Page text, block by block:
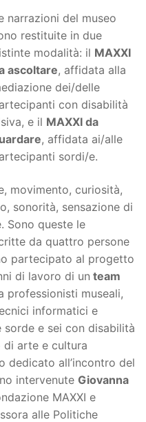
narrazioni del museo
restituite in due
modalità: il MAXXI
ascoltare, affidata alla
dei/delle
con disabilità
e il MAXXI da
, affidata ai/alle
sordi/e.
movimento, curiosità,
sonorità, sensazione di
Sono queste le
da quattro persone
partecipato al progetto
di lavoro di un team
professionisti museali,
informatici e
sorde e sei con disabilità
di arte e cultura
dedicato all’incontro del
intervenute Giovanna
MAXXI e
alle Politiche